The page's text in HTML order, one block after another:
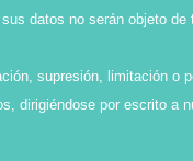
datos no serán objeto de
supresión, limitación o
dirigiéndose por escrito a